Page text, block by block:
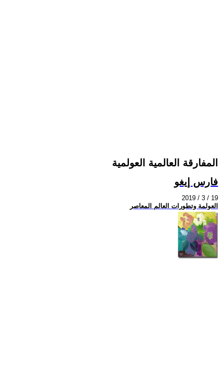
المفارقة العالمية العولمية
فارس إيغو
2019 / 3 / 19
العولمة وتطورات العالم المعاصر